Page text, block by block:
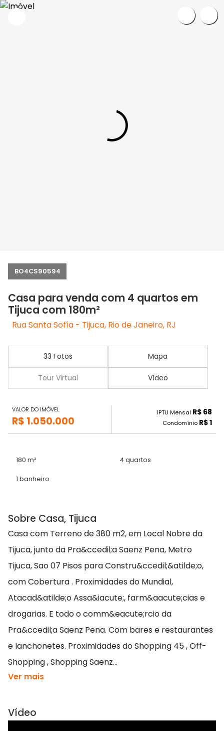
BO4CS90594
Casa para venda com 4 quartos em
Tijuca com 180m²
Rua Santa Sofía - Tijuca, Rio de Janeiro, RJ
33 Fotos Mapa
Tour Virtual Vídeo
VALOR DO IMÓVEL
R$ 1.050.000
IPTU Mensal R$ 68
Condomínio R$ 1
180 m² 4 quartos
1 banheiro
Sobre Casa, Tijuca
Casa com Terreno de 380 m2, em Local Nobre da
Tijuca, junto da Pra&ccedil;a Saenz Pena, Metro
Tijuca, Sao 07 Pisos para Constru&ccedil;&atilde;o,
com Cobertura . Proximidades do Mundial,
Atacad&atilde;o Assa&iacute;, farm&aacute;cias e
drogarias. E todo o comm&eacute;rcio da
Pra&ccedil;a Saenz Pena. Com bares e restaurantes
e lanchonetes. Proximidades do Shopping 45 , Off-
Shopping , Shopping Saenz...
Ver mais
Vídeo